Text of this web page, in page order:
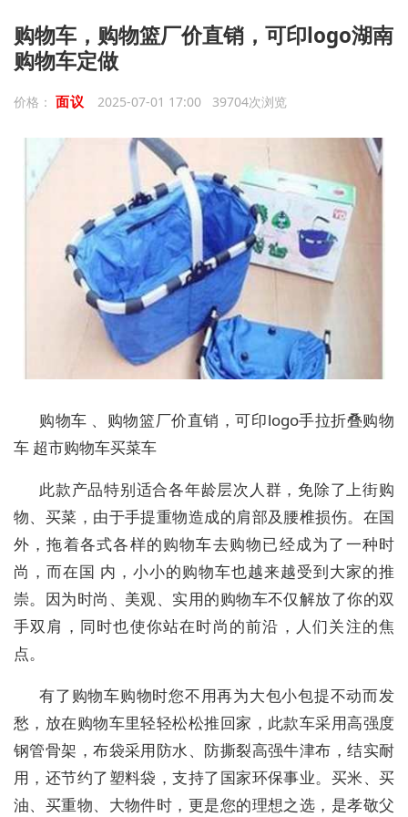
购物车，购物篮厂价直销，可印logo湖南
购物车定做
价格： 面议 2025-07-01 17:00 39704次浏览
购物车 、购物篮厂价直销，可印logo手拉折叠购物
车 超市购物车买菜车
此款产品特别适合各年龄层次人群，免除了上街购
物、买菜，由于手提重物造成的肩部及腰椎损伤。在国
外，拖着各式各样的购物车去购物已经成为了一种时
尚，而在国 内，小小的购物车也越来越受到大家的推
崇。因为时尚、美观、实用的购物车不仅解放了你的双
手双肩，同时也使你站在时尚的前沿，人们关注的焦
点。
有了购物车购物时您不用再为大包小包提不动而发
愁，放在购物车里轻轻松松推回家，此款车采用高强度
钢管骨架，布袋采用防水、防撕裂高强牛津布，结实耐
用，还节约了塑料袋，支持了国家环保事业。买米、买
油、买重物、大物件时，更是您的理想之选，是孝敬父